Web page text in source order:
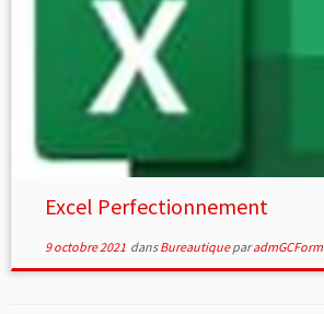
Excel Perfectionnement
9 octobre 2021dansBureautiqueparadmGCForm